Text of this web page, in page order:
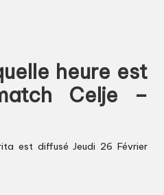
heure est
Celje –
est diffusé Jeudi 26 Février